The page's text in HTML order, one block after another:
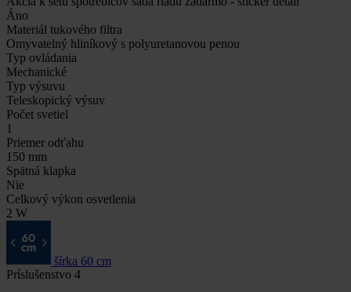
Áno
Materiál tukového filtra
Omyvatelný hliníkový s polyuretanovou penou
Typ ovládania
Mechanické
Typ výsuvu
Teleskopický výsuv
Počet svetiel
1
Priemer odťahu
150 mm
Spätná klapka
Nie
Celkový výkon osvetlenia
2 W
šírka 60 cm
Príslušenstvo 4